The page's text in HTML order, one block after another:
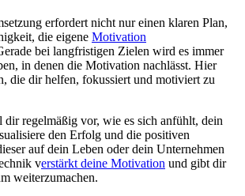
erfordert nicht nur einen klaren Plan,
die eigene Motivation
bei langfristigen Zielen wird es immer
in denen die Motivation nachlässt. Hier
die dir helfen, fokussiert und motiviert zu
dir regelmäßig vor, wie es sich anfühlt, dein
den Erfolg und die positiven
auf dein Leben oder dein Unternehmen
verstärkt deine Motivation und gibt dir
weiterzumachen.